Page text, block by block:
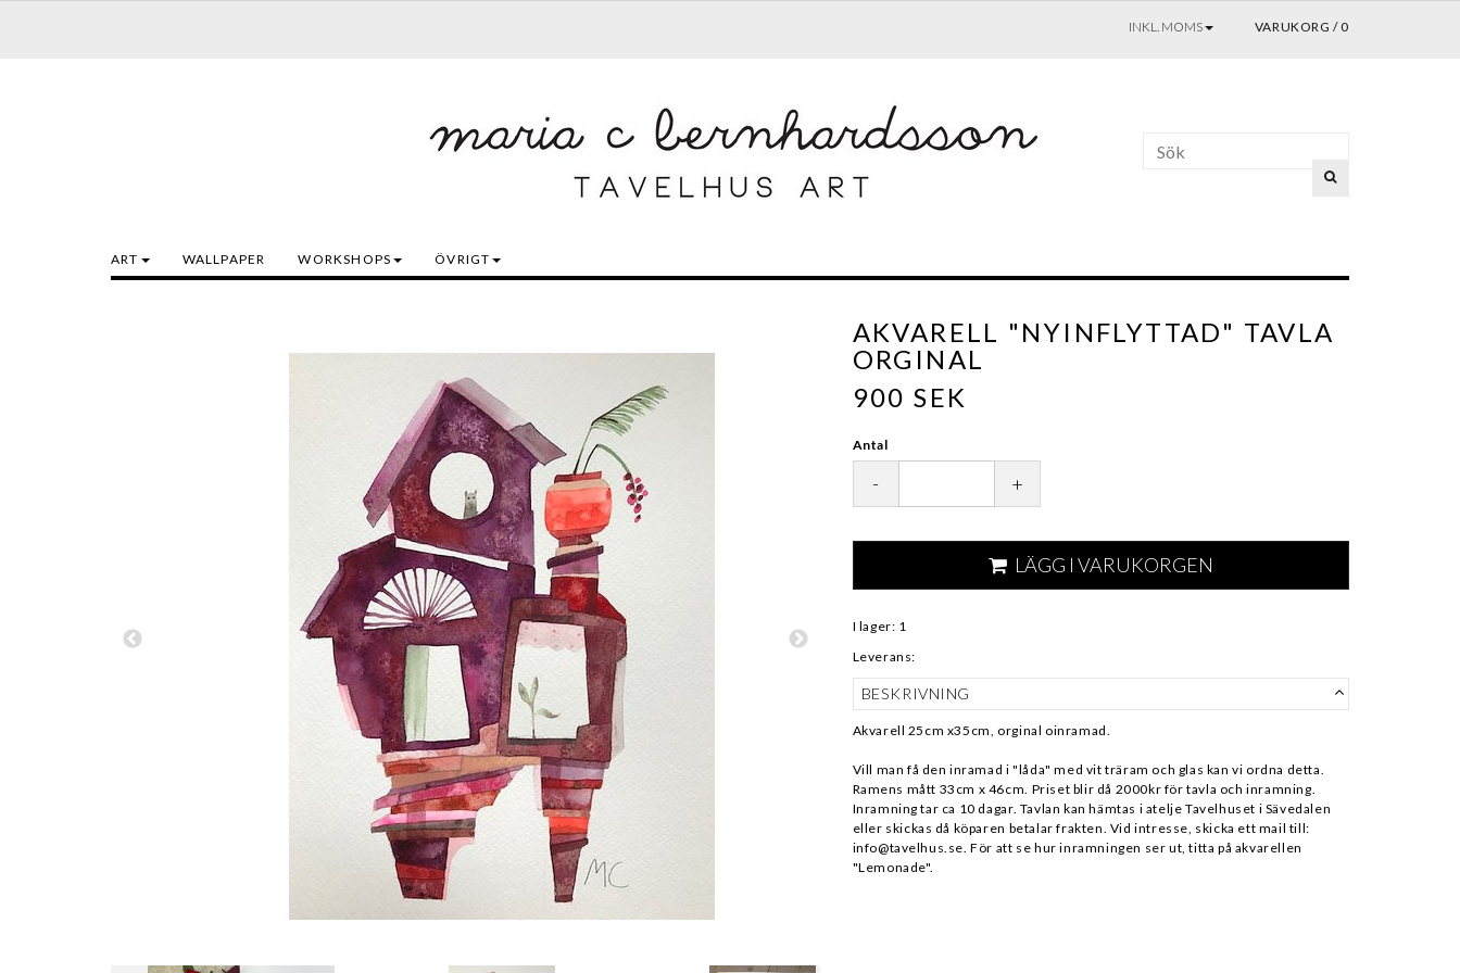
INKL. MOMS VARUKORG /0
ART WALLPAPER WORKSHOPS ÖVRIGT
AKVARELL "NYINFLYTTAD" TAVLA
ORGINAL
900 SEK
Antal
- +
LÄGG I VARUKORGEN
I lager: 1
Leverans:
BESKRIVNING
Akvarell 25cm x35cm, orginal oinramad.
Vill man få den inramad i "låda" med vit träram och glas kan vi ordna detta.
Ramens mått 33cm x 46cm. Priset blir då 2000kr för tavla och inramning.
Inramning tar ca 10 dagar. Tavlan kan hämtas i atelje Tavelhuset i Sävedalen
eller skickas då köparen betalar frakten. Vid intresse, skicka ett mail till:
info@tavelhus.se. För att se hur inramningen ser ut, titta på akvarellen
"Lemonade".